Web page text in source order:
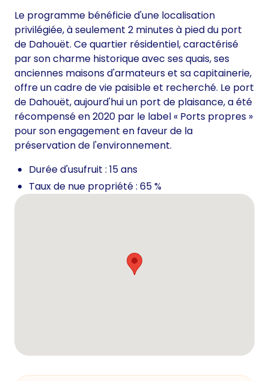
Le programme bénéficie d'une localisation
privilégiée, à seulement 2 minutes à pied du port
de Dahouët. Ce quartier résidentiel, caractérisé
par son charme historique avec ses quais, ses
anciennes maisons d'armateurs et sa capitainerie,
offre un cadre de vie paisible et recherché. Le port
de Dahouët, aujourd'hui un port de plaisance, a été
récompensé en 2020 par le label « Ports propres »
pour son engagement en faveur de la
préservation de l'environnement.
Durée d'usufruit : 15 ans
Taux de nue propriété : 65 %